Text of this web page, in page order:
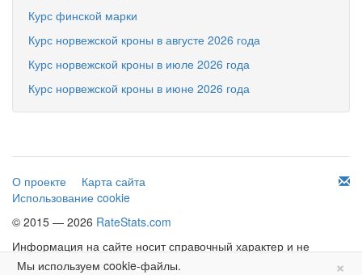
Курс финской марки
Курс норвежской кроны в августе 2026 года
Курс норвежской кроны в июле 2026 года
Курс норвежской кроны в июне 2026 года
О проекте
Карта сайта
Использование cookie
© 2015 — 2026 RateStats.com
Информация на сайте носит справочный характер и не
является офертой.
×
Мы используем cookie-файлы.